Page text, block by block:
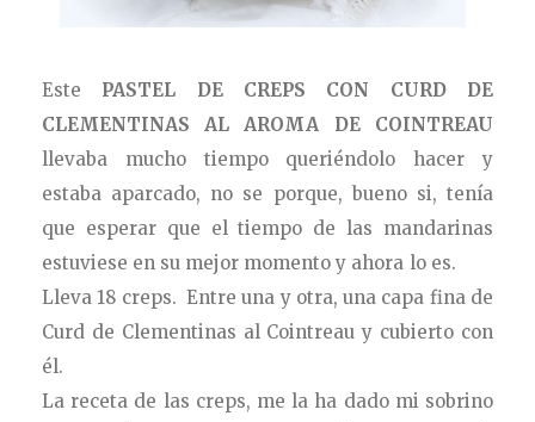
Este PASTEL DE CREPS CON CURD DE
CLEMENTINAS AL AROMA DE COINTREAU
llevaba mucho tiempo queriéndolo hacer y
estaba aparcado, no se porque, bueno si, tenía
que esperar que el tiempo de las mandarinas
estuviese en su mejor momento y ahora lo es.
Lleva 18 creps. Entre una y otra, una capa fina de
Curd de Clementinas al Cointreau y cubierto con
él.
La receta de las creps, me la ha dado mi sobrino